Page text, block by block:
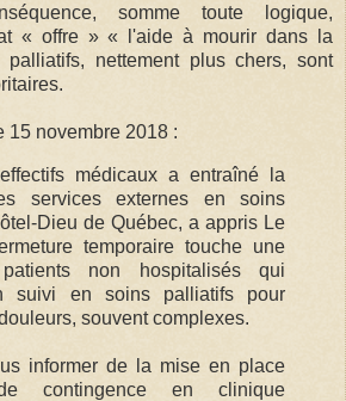
somme toute logique,
« offre » « l'aide à mourir dans la
nettement plus chers, sont
15 novembre 2018 :
médicaux a entraîné la
services externes en soins
Dieu de Québec, a appris Le
temporaire touche une
non hospitalisés qui
suivi en soins palliatifs pour
souvent complexes.
informer de la mise en place
contingence en clinique